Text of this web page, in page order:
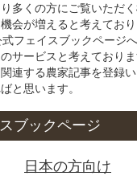
多くの方にご覧いただ
会が増えると考えており
式フェイスブックページ
サービスと考えており
連する農家記事を登録
と思います。
ブックページ
日本の方向け